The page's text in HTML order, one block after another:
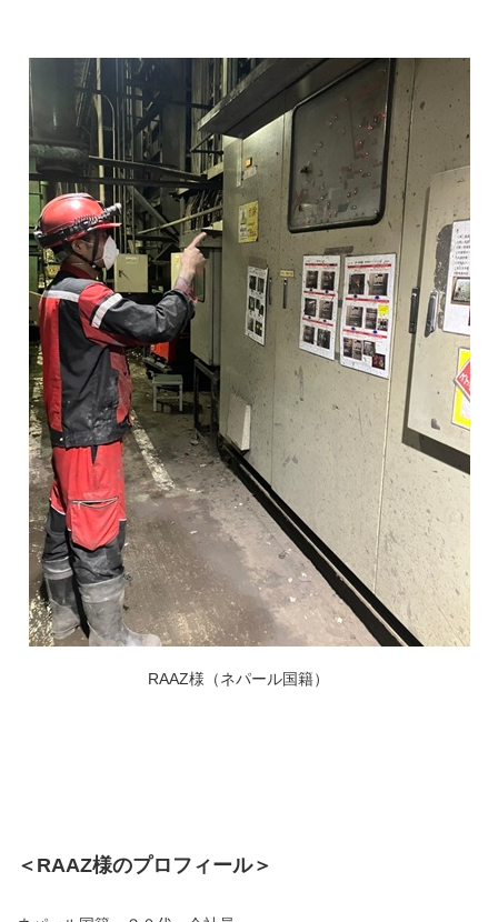
RAAZ様（ネパール国籍）
＜RAAZ様のプロフィール＞